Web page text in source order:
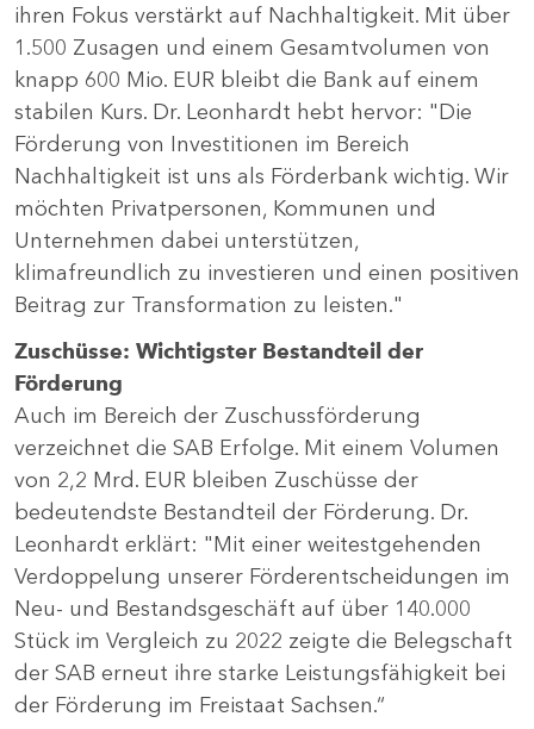
ihren Fokus verstärkt auf Nachhaltigkeit. Mit über
1.500 Zusagen und einem Gesamtvolumen von
knapp 600 Mio. EUR bleibt die Bank auf einem
stabilen Kurs. Dr. Leonhardt hebt hervor: "Die
Förderung von Investitionen im Bereich
Nachhaltigkeit ist uns als Förderbank wichtig. Wir
möchten Privatpersonen, Kommunen und
Unternehmen dabei unterstützen,
klimafreundlich zu investieren und einen positiven
Beitrag zur Transformation zu leisten."
Zuschüsse: Wichtigster Bestandteil der
Förderung
Auch im Bereich der Zuschussförderung
verzeichnet die SAB Erfolge. Mit einem Volumen
von 2,2 Mrd. EUR bleiben Zuschüsse der
bedeutendste Bestandteil der Förderung. Dr.
Leonhardt erklärt: "Mit einer weitestgehenden
Verdoppelung unserer Förderentscheidungen im
Neu- und Bestandsgeschäft auf über 140.000
Stück im Vergleich zu 2022 zeigte die Belegschaft
der SAB erneut ihre starke Leistungsfähigkeit bei
der Förderung im Freistaat Sachsen.“